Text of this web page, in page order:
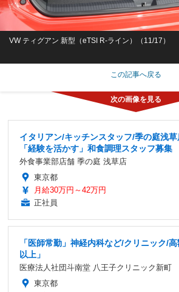
VW ティグアン 新型（eTSI R-ライン）（11/17）
この記事へ戻る
イタリアン/キッチンスタッフ/季の庭浅
「経験を活かす」和食調理スタッフ募集
外食事業部店舗 季の庭 浅草店
東京都
月給30万円～42万円
正社員
「医師常勤」神経内科など/クリニック/
以上」
医療法人社団斗南堂 八王子クリニック新町
東京都